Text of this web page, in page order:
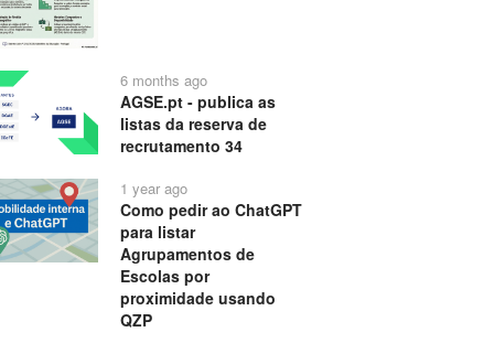
6 months ago
AGSE.pt - publica as
listas da reserva de
recrutamento 34
1 year ago
Como pedir ao ChatGPT
para listar
Agrupamentos de
Escolas por
proximidade usando
QZP